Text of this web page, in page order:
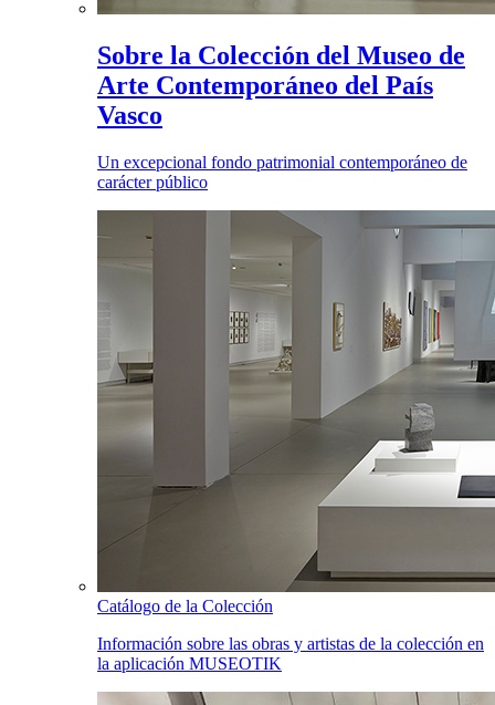
Sobre la Colección del Museo de
Arte Contemporáneo del País
Vasco
Un excepcional fondo patrimonial contemporáneo de
carácter público
Catálogo de la Colección
Información sobre las obras y artistas de la colección en
la aplicación MUSEOTIK